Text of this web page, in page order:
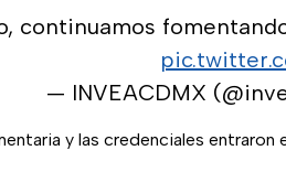
continuamos
— INVEACDMX
y las credenciales